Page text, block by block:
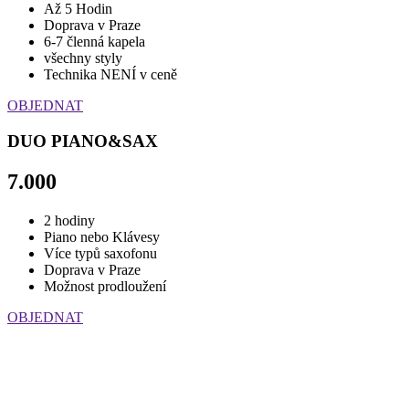
Až 5 Hodin
Doprava v Praze
6-7 členná kapela
všechny styly
Technika NENÍ v ceně
OBJEDNAT
DUO PIANO&SAX
7.000
2 hodiny
Piano nebo Klávesy
Více typů saxofonu
Doprava v Praze
Možnost prodloužení
OBJEDNAT